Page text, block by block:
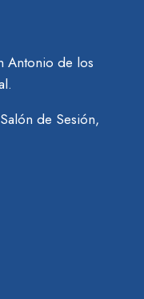
Antonio de los
de Sesión,